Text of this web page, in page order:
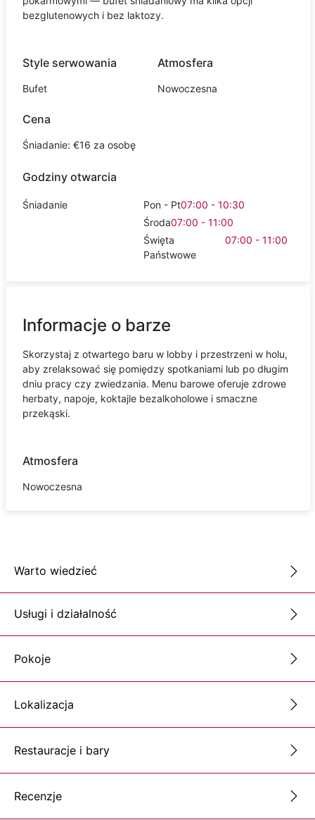
bezglutenowych i bez laktozy.
Style serwowania
Bufet
Atmosfera
Nowoczesna
Cena
Śniadanie: €16 za osobę
Godziny otwarcia
Śniadanie Pon - Pt07:00 - 10:30
Środa07:00 - 11:00
Święta
Państwowe
07:00 - 11:00
Informacje o barze
Skorzystaj z otwartego baru w lobby i przestrzeni w holu,
aby zrelaksować się pomiędzy spotkaniami lub po długim
dniu pracy czy zwiedzania. Menu barowe oferuje zdrowe
herbaty, napoje, koktajle bezalkoholowe i smaczne
przekąski.
Atmosfera
Nowoczesna
Warto wiedzieć
Usługi i działalność
Pokoje
Lokalizacja
Restauracje i bary
Recenzje